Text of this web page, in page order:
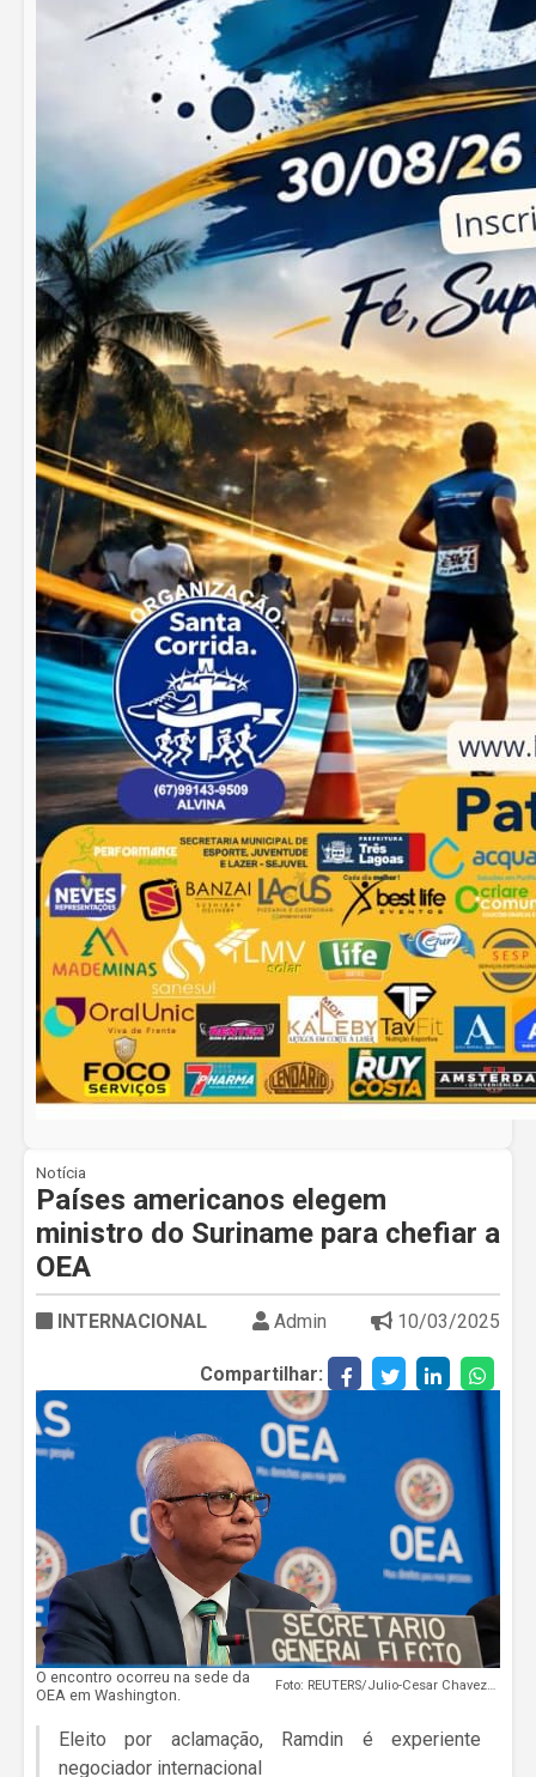
Notícia
Países americanos elegem
ministro do Suriname para chefiar a
OEA
INTERNACIONAL Admin 10/03/2025
Compartilhar:
O encontro ocorreu na sede da
OEA em Washington.
Foto: REUTERS/Julio-Cesar Chavez/Proibida reprodução
Eleito por aclamação, Ramdin é experiente
negociador internacional